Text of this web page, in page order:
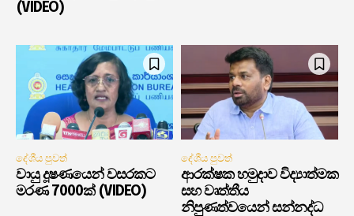
(VIDEO)
දේශීය පුවත්
වායු දූෂණයෙන් වසරකට
මරණ 7000ක් (VIDEO)
දේශීය පුවත්
ආරක්ෂක හමුදාව විද්‍යාත්මක
සහ වෘත්තීය
නිපුණත්වයෙන් සන්නද්ධ